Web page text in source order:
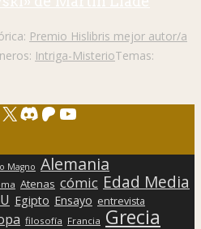
Premio Hislibris mejor autor/a
Intriga-MisterioTemas:
X Discord
Patreon
YouTube
Magno Alemania
Atenas cómic Edad Media
Egipto Ensayo entrevista
filosofía Francia Grecia